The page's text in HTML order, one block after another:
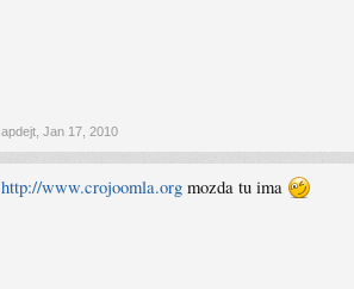
apdejt Jan 17, 2010
http://www.crojoomla.org mozda tu ima